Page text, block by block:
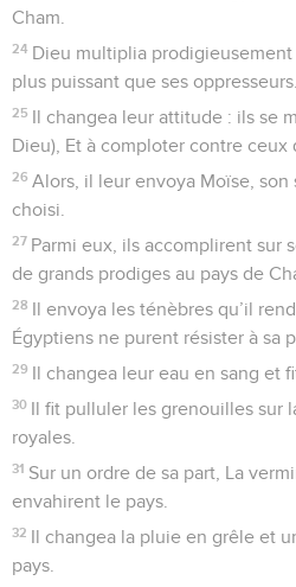
Cham.
24 Dieu multiplia
plus puissant que ses oppresseurs.
25 Il changea leur attitude : ils se
Dieu), Et à comploter contre ceux
26 Alors, il leur envoya Moïse, son
choisi.
27 Parmi eux, ils accomplirent sur
de grands prodiges au pays de
28 Il envoya les ténèbres qu’il
Égyptiens ne purent résister à sa
29 Il changea leur eau en sang et
30 Il fit pulluler les grenouilles sur
royales.
31 Sur un ordre de sa part, La
envahirent le pays.
32 Il changea la pluie en grêle et
pays.